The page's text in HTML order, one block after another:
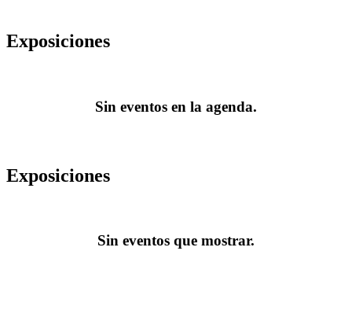
Exposiciones
Sin eventos en la agenda.
Exposiciones
Sin eventos que mostrar.